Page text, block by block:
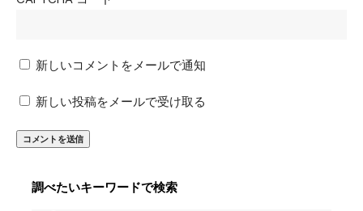
新しいコメントをメールで通知
新しい投稿をメールで受け取る
調べたいキーワードで検索